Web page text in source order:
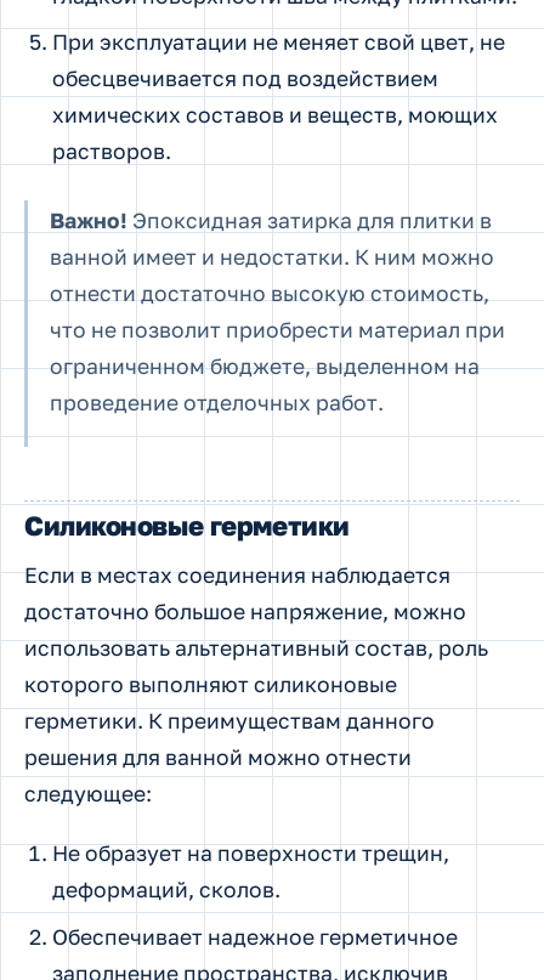
При эксплуатации не меняет свой цвет, не
обесцвечивается под воздействием
химических составов и веществ, моющих
растворов.
Важно! Эпоксидная затирка для плитки в
ванной имеет и недостатки. К ним можно
отнести достаточно высокую стоимость,
что не позволит приобрести материал при
ограниченном бюджете, выделенном на
проведение отделочных работ.
Силиконовые герметики
Если в местах соединения наблюдается
достаточно большое напряжение, можно
использовать альтернативный состав, роль
которого выполняют силиконовые
герметики. К преимуществам данного
решения для ванной можно отнести
следующее:
Не образует на поверхности трещин,
деформаций, сколов.
Обеспечивает надежное герметичное
заполнение пространства, исключив